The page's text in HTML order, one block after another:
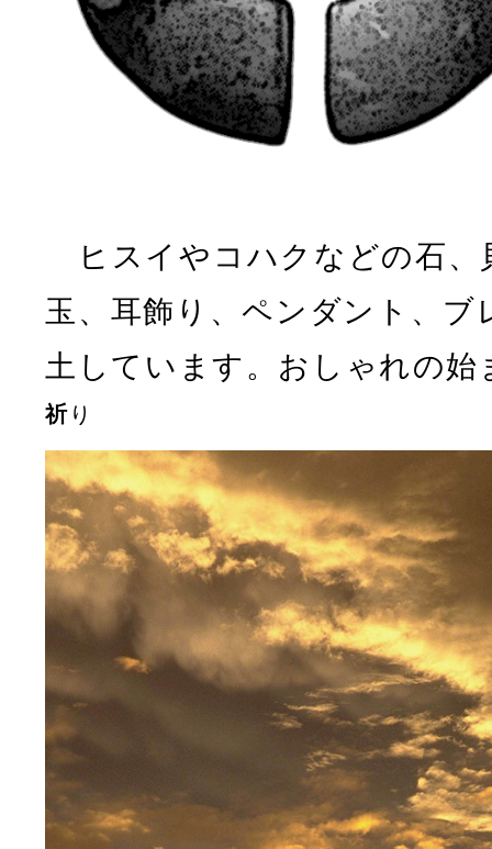
ヒスイやコハクなどの石、
玉、耳飾り、ペンダント、
土しています。おしゃれの始
祈 り